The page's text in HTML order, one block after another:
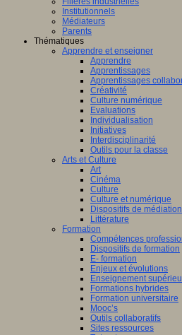
Institutionnels
Médiateurs
Parents
Thématiques
Apprendre et enseigner
Apprendre
Apprentissages
Apprentissages
Créativité
Culture numérique
Evaluations
Individualisation
Initiatives
Interdisciplinarité
Outils pour la classe
Arts et Culture
Art
Cinéma
Culture
Culture et numérique
Dispositifs de médiation
Littérature
Formation
Compétences
Dispositifs de formation
E- formation
Enjeux et évolutions
Enseignement
Formations hybrides
Formation universitaire
Mooc’s
Outils collaboratifs
Sites ressources